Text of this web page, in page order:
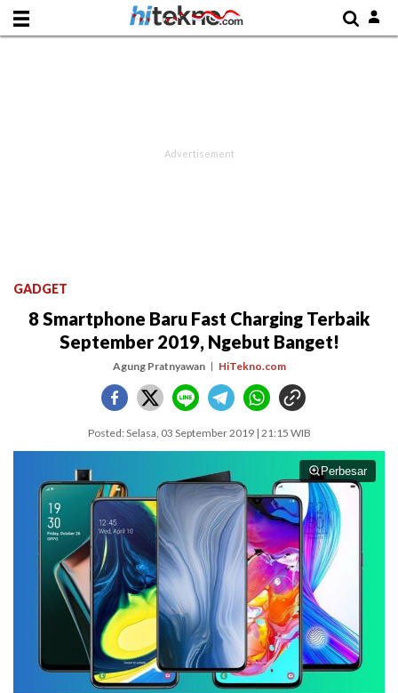
GADGET
8 Smartphone Baru Fast Charging Terbaik
September 2019, Ngebut Banget!
Agung Pratnyawan HiTekno.com
Posted: Selasa, 03 September 2019 | 21:15 WIB
Perbesar